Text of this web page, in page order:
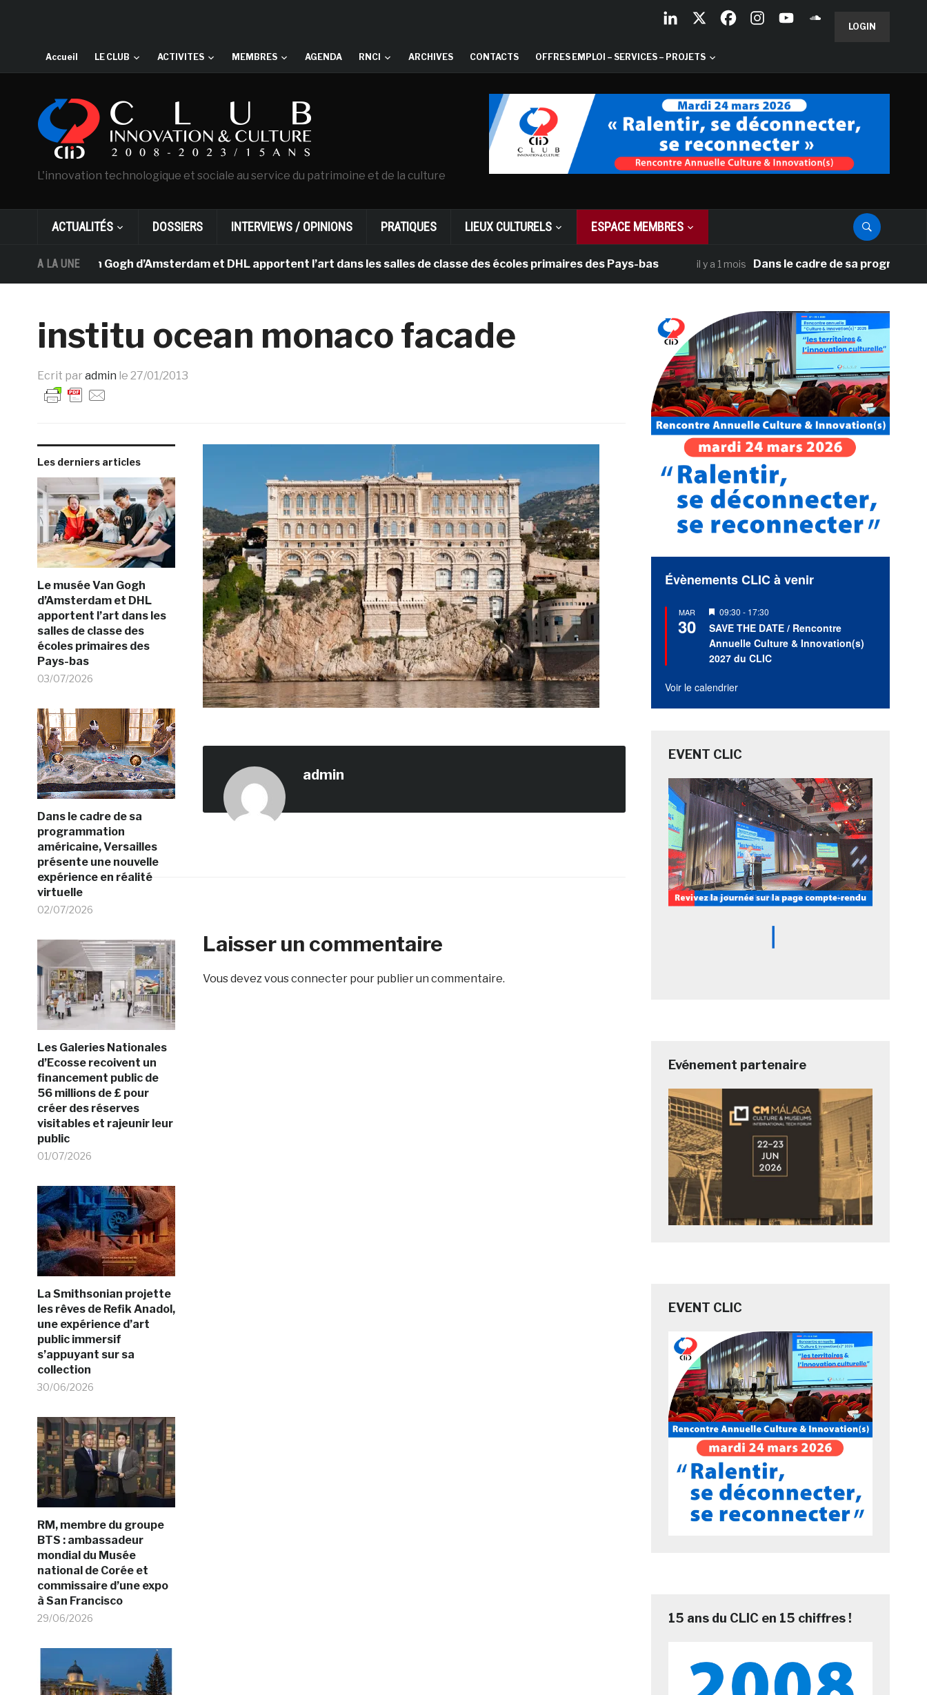
LOGIN
Accueil LE CLUB ACTIVITES MEMBRES AGENDA RNCI ARCHIVES CONTACTS OFFRES EMPLOI – SERVICES – PROJETS
L'innovation technologique et sociale au service du patrimoine et de la culture
ACTUALITÉS DOSSIERS INTERVIEWS / OPINIONS PRATIQUES LIEUX CULTURELS ESPACE MEMBRES
A LA UNE
musée Van Gogh d’Amsterdam et DHL apportent l’art dans les salles de classe des écoles primaires des Pays-bas il y a 1 mois Dans le cadre de sa programmation
institu ocean monaco facade
Ecrit par admin le 27/01/2013
Les derniers articles
Le musée Van Gogh
d’Amsterdam et DHL
apportent l’art dans les
salles de classe des
écoles primaires des
Pays-bas
03/07/2026
Dans le cadre de sa
programmation
américaine, Versailles
présente une nouvelle
expérience en réalité
virtuelle
02/07/2026
Les Galeries Nationales
d’Ecosse recoivent un
financement public de
56 millions de £ pour
créer des réserves
visitables et rajeunir leur
public
01/07/2026
La Smithsonian projette
les rêves de Refik Anadol,
une expérience d’art
public immersif
s’appuyant sur sa
collection
30/06/2026
RM, membre du groupe
BTS : ambassadeur
mondial du Musée
national de Corée et
commissaire d’une expo
à San Francisco
29/06/2026
admin
Laisser un commentaire
Vous devezvous connecterpour publier un commentaire.
Évènements CLIC à venir
MAR
30
Mis
en
avant
09:30 - 17:30
SAVE THE DATE / Rencontre
Annuelle Culture & Innovation(s)
2027 du CLIC
Voir le calendrier
EVENT CLIC
Evénement partenaire
EVENT CLIC
15 ans du CLIC en 15 chiffres !